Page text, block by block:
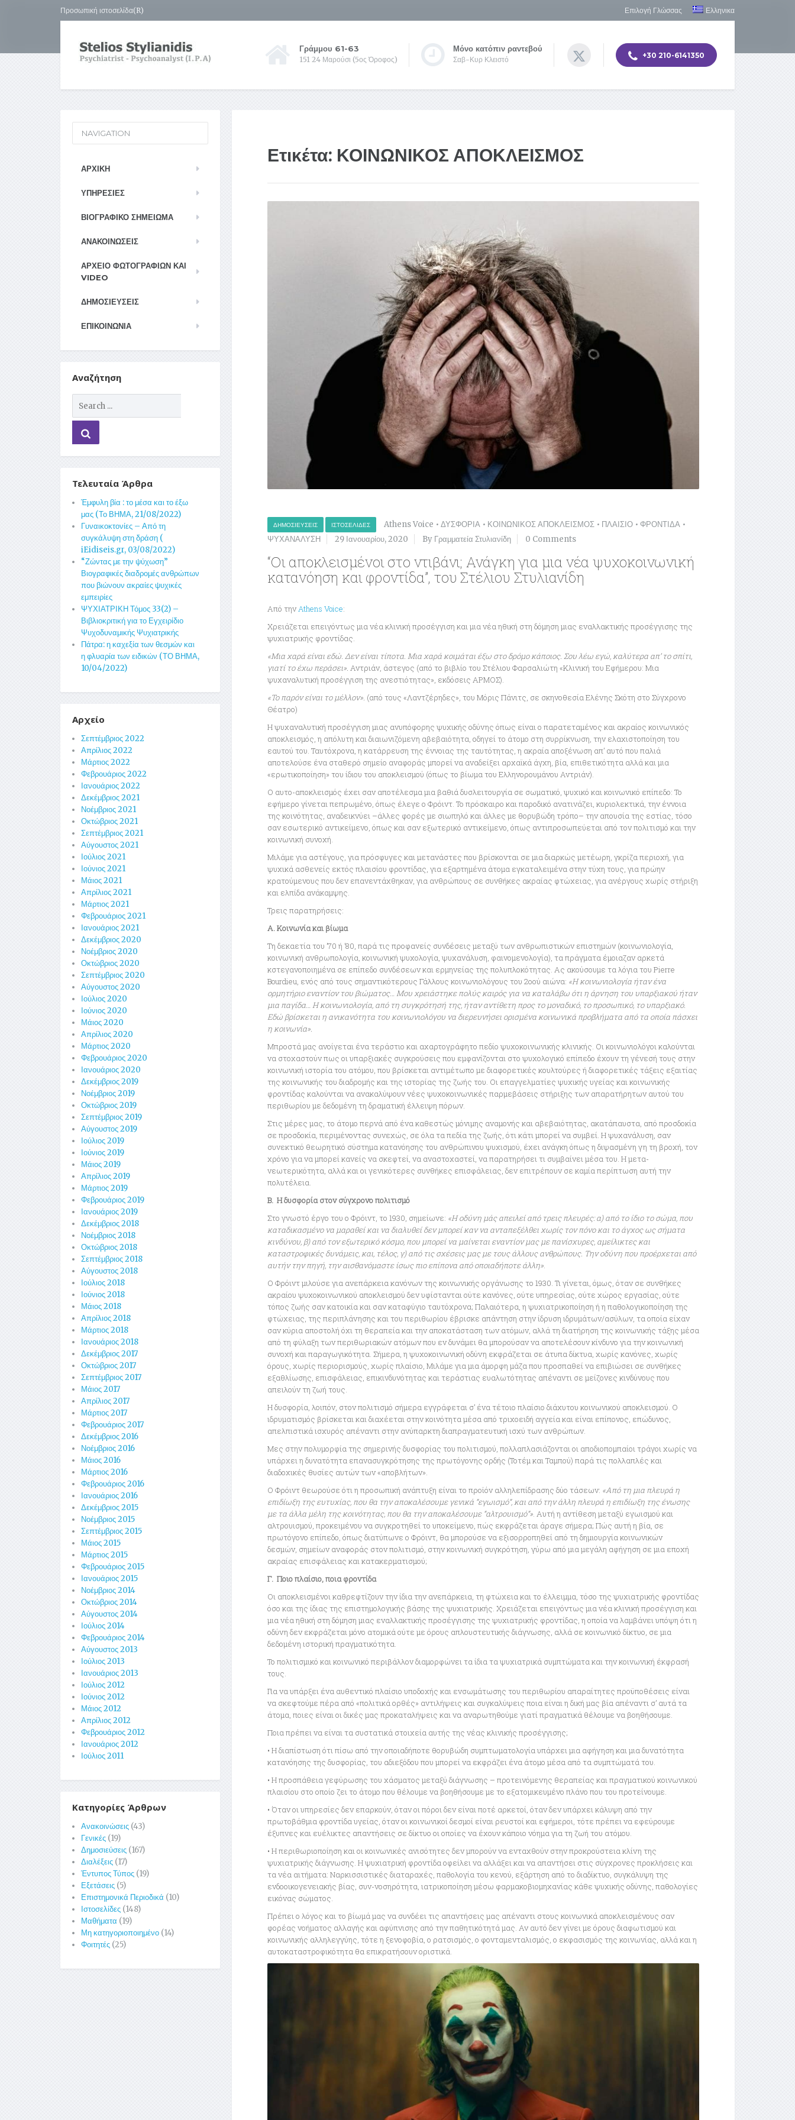
Προσωπική ιστοσελίδα(R) Επιλογή Γλώσσας Ελληνικα
Γράμμου 61-63
151 24 Μαρούσι (5ος Όροφος)
Μόνο κατόπιν ραντεβού
Σαβ-Κυρ Κλειστό +30 210-6141350
Ετικέτα: ΚΟΙΝΩΝΙΚΟΣ ΑΠΟΚΛΕΙΣΜΟΣ
ΔΗΜΟΣΙΕΎΣΕΙΣ ΙΣΤΟΣΕΛΊΔΕΣ Athens Voice • ΔΥΣΦΟΡΙΑ • ΚΟΙΝΩΝΙΚΟΣ ΑΠΟΚΛΕΙΣΜΟΣ • ΠΛΑΙΣΙΟ • ΦΡΟΝΤΙΔΑ •
ΨΥΧΑΝΑΛΥΣΗ
29 Ιανουαρίου, 2020 By Γραμματεία Στυλιανίδη 0 Comments
“Οι αποκλεισμένοι στο ντιβάνι; Ανάγκη για μια νέα ψυχοκοινωνική
κατανόηση και φροντίδα”, του Στέλιου Στυλιανίδη
Από τηνAthens Voice:
Χρειάζεται επειγόντως μια νέα κλινική προσέγγιση και μια νέα ηθική στη δόμηση μιας εναλλακτικής προσέγγισης της
ψυχιατρικής φροντίδας.
«Μια χαρά είναι εδώ. Δεν είναι τίποτα. Μια χαρά κοιμάται έξω στο δρόμο κάποιος. Σου λέω εγώ, καλύτερα απ’ το σπίτι,
γιατί το έχω περάσει». Αντριάν, άστεγος (από το βιβλίο του Στέλιου Φαρσαλιώτη «Κλινική του Εφήμερου: Μια
ψυχαναλυτική προσέγγιση της ανεστιότητας», εκδόσεις ΑΡΜΟΣ).
«Το παρόν είναι το μέλλον». (από τους «Λαντζέρηδες», του Μόρις Πάνιτς, σε σκηνοθεσία Ελένης Σκότη στο Σύγχρονο
Θέατρο)
Η ψυχαναλυτική προσέγγιση μιας ανυπόφορης ψυχικής οδύνης όπως είναι ο παρατεταμένος και ακραίος κοινωνικός
αποκλεισμός, η απόλυτη και διαιωνιζόμενη αβεβαιότητα, οδηγεί το άτομο στη συρρίκνωση, την ελαχιστοποίηση του
εαυτού του. Ταυτόχρονα, η κατάρρευση της έννοιας της ταυτότητας, η ακραία αποξένωση απ’ αυτό που παλιά
αποτελούσε ένα σταθερό σημείο αναφοράς μπορεί να αναδείξει αρχαϊκά άγχη, βία, επιθετικότητα αλλά και μια
«ερωτικοποίηση» του ίδιου του αποκλεισμού (όπως το βίωμα του Ελληνορουμάνου Αντριάν).
Ο αυτο-αποκλεισμός έχει σαν αποτέλεσμα μια βαθιά δυσλειτουργία σε σωματικό, ψυχικό και κοινωνικό επίπεδο: Το
εφήμερο γίνεται πεπρωμένο, όπως έλεγε ο Φρόιντ. Το πρόσκαιρο και παροδικό ανατινάζει, κυριολεκτικά, την έννοια
της κοινότητας, αναδεικνύει –άλλες φορές με σιωπηλό και άλλες με θορυβώδη τρόπο– την απουσία της εστίας, τόσο
σαν εσωτερικό αντικείμενο, όπως και σαν εξωτερικό αντικείμενο, όπως αντιπροσωπεύεται από τον πολιτισμό και την
κοινωνική συνοχή.
Μιλάμε για αστέγους, για πρόσφυγες και μετανάστες που βρίσκονται σε μια διαρκώς μετέωρη, γκρίζα περιοχή, για
ψυχικά ασθενείς εκτός πλαισίου φροντίδας, για εξαρτημένα άτομα εγκαταλειμένα στην τύχη τους, για πρώην
κρατούμενους που δεν επανεντάχθηκαν, για ανθρώπους σε συνθήκες ακραίας φτώχειας, για ανέργους χωρίς στήριξη
και ελπίδα ανάκαμψης.
Τρεις παρατηρήσεις:
Α. Κοινωνία και βίωμα
Τη δεκαετία του ’70 ή ’80, παρά τις προφανείς συνδέσεις μεταξύ των ανθρωπιστικών επιστημών (κοινωνιολογία,
κοινωνική ανθρωπολογία, κοινωνική ψυχολογία, ψυχανάλυση, φαινομενολογία), τα πράγματα έμοιαζαν αρκετά
κστεγανοποιημένα σε επίπεδο συνδέσεων και ερμηνείας της πολυπλοκότητας. Ας ακούσουμε τα λόγια του Pierre
Bourdieu, ενός από τους σημαντικότερους Γάλλους κοινωνιολόγους του 2οού αιώνα: «Η κοινωνιολογία ήταν ένα
ορμητήριο εναντίον του βιώματος… Μου χρειάστηκε πολύς καιρός για να καταλάβω ότι η άρνηση του υπαρξιακού ήταν
μια παγίδα… Η κοινωνιολογία, από τη συγκρότησή της, ήταν αντίθετη προς το μοναδικό, το προσωπικό, το υπαρξιακό.
Εδώ βρίσκεται η ανικανότητα του κοινωνιολόγου να διερευνήσει ορισμένα κοινωνικά προβλήματα από τα οποία πάσχει
η κοινωνία».
Μπροστά μας ανοίγεται ένα τεράστιο και αχαρτογράφητο πεδίο ψυχοκοινωνικής κλινικής. Οι κοινωνιολόγοι καλούνται
να στοχαστούν πως οι υπαρξιακές συγκρούσεις που εμφανίζονται στο ψυχολογικό επίπεδο έχουν τη γένεσή τους στην
κοινωνική ιστορία του ατόμου, που βρίσκεται αντιμέτωπο με διαφορετικές κουλτούρες ή διαφορετικές τάξεις εξαιτίας
της κοινωνικής του διαδρομής και της ιστορίας της ζωής του. Οι επαγγελματίες ψυχικής υγείας και κοινωνικής
φροντίδας καλούνται να ανακαλύψουν νέες ψυχοκοινωνικές παρμεβάσεις στήριξης των απαρατήρητων αυτού του
περιθωρίου με δεδομένη τη δραματική έλλειψη πόρων.
Στις μέρες μας, το άτομο περνά από ένα καθεστώς μόνιμης αναμονής και αβεβαιότητας, ακατάπαυστα, από προσδοκία
σε προσδοκία, περιμένοντας συνεχώς, σε όλα τα πεδία της ζωής, ότι κάτι μπορεί να συμβεί. Η ψυχανάλυση, σαν
συνεκτικό θεωρητικό σύστημα κατανόησης του ανθρώπινου ψυχισμού, έχει ανάγκη όπως η διψασμένη γη τη βροχή, τον
χρόνο για να μπορεί κανείς να σκεφτεί, να αναστοχαστεί, να παρατηρήσει τι συμβαίνει μέσα του. Η μετα-
νεωτερικότητα, αλλά και οι γενικότερες συνθήκες επισφάλειας, δεν επιτρέπουν σε καμία περίπτωση αυτή την
πολυτέλεια.
Β. Η δυσφορία στον σύγχρονο πολιτισμό
Στο γνωστό έργο του ο Φρόιντ, το 1930, σημείωνε: «Η οδύνη μάς απειλεί από τρεις πλευρές: α) από το ίδιο το σώμα, που
καταδικασμένο να μαραθεί και να διαλυθεί δεν μπορεί καν να ανταπεξέλθει χωρίς τον πόνο και το άγχος ως σήματα
κινδύνου, β) από τον εξωτερικό κόσμο, που μπορεί να μαίνεται εναντίον μας με πανίσχυρες, αμείλικτες και
καταστροφικές δυνάμεις, και, τέλος, γ) από τις σχέσεις μας με τους άλλους ανθρώπους. Την οδύνη που προέρχεται από
αυτήν την πηγή, την αισθανόμαστε ίσως πιο επίπονα από οποιαδήποτε άλλη».
Ο Φρόιντ μιλούσε για ανεπάρκεια κανόνων της κοινωνικής οργάνωσης το 1930. Τι γίνεται, όμως, όταν σε συνθήκες
ακραίου ψυχοκοινωνικού αποκλεισμού δεν υφίστανται ούτε κανόνες, ούτε υπηρεσίας, ούτε χώρος εργασίας, ούτε
τόπος ζωής σαν κατοικία και σαν καταφύγιο ταυτόχρονα; Παλαιότερα, η ψυχιατρικοποίηση ή η παθολογικοποίηση της
φτώχειας, της περιπλάνησης και του περιθωρίου έβρισκε απάντηση στην ίδρυση ιδρυμάτων/ασύλων, τα οποία είχαν
σαν κύρια αποστολή όχι τη θεραπεία και την αποκατάσταση των ατόμων, αλλά τη διατήρηση της κοινωνικής τάξης μέσα
από τη φύλαξη των περιθωριακών ατόμων που εν δυνάμει θα μπορούσαν να αποτελέσουν κίνδυνο για την κοινωνική
συνοχή και παραγωγικότητα. Σήμερα, η ψυχοκοινωνική οδύνη εκφράζεται σε άτυπα δίκτυα, χωρίς κανόνες, χωρίς
όρους, χωρίς περιορισμούς, χωρίς πλαίσιο, Μιλάμε για μια άμορφη μάζα που προσπαθεί να επιβιώσει σε συνθήκες
εξαθλίωσης, επισφάλειας, επικινδυνότητας και τεράστιας ευαλωτότητας απέναντι σε μείζονες κινδύνους που
απειλούν τη ζωή τους.
Η δυσφορία, λοιπόν, στον πολιτισμό σήμερα εγγράφεται σ’ ένα τέτοιο πλαίσιο διάχυτου κοινωνικού αποκλεισμού. Ο
ιδρυματισμός βρίσκεται και διαχέεται στην κοινότητα μέσα από τριχοειδή αγγεία και είναι επίπονος, επώδυνος,
απελπιστικά ισχυρός απέναντι στην ανύπαρκτη διαπραγματευτική ισχύ των ανθρώπων.
Μες στην πολυμορφία της σημερινής δυσφορίας του πολιτισμού, πολλαπλασιάζονται οι αποδιοπομπαίοι τράγοι χωρίς να
υπάρχει η δυνατότητα επανασυγκρότησης της πρωτόγονης ορδής (Τοτέμ και Ταμπού) παρά τις πολλαπλές και
διαδοχικές θυσίες αυτών των «αποβλήτων».
Ο Φρόιντ θεωρούσε ότι η προσωπική ανάπτυξη είναι το προϊόν αλληλεπίδρασης δύο τάσεων: «Από τη μια πλευρά η
επιδίωξη της ευτυχίας, που θα την αποκαλέσουμε γενικά “εγωισμό”, και από την άλλη πλευρά η επιδίωξη της ένωσης
με τα άλλα μέλη της κοινότητας, που θα την αποκαλέσουμε “αλτρουισμό”». Αυτή η αντίθεση μεταξύ εγωισμού και
αλτρουισμού, προκειμένου να συγκροτηθεί το υποκείμενο, πώς εκφράζεται άραγε σήμερα; Πώς αυτή η βία, σε
πρωτόγονο επίπεδο, όπως διατύπωνε ο Φρόιντ, θα μπορούσε να εξισορροπηθεί από τη δημιουργία κοινωνικών
δεσμών, σημείων αναφοράς στον πολιτισμό, στην κοινωνική συγκρότηση, γύρω από μια μεγάλη αφήγηση σε μια εποχή
ακραίας επισφάλειας και κατακερματισμού;
Γ. Ποιο πλαίσιο, ποια φροντίδα
Οι αποκλεισμένοι καθρεφτίζουν την ίδια την ανεπάρκεια, τη φτώχεια και το έλλειμμα, τόσο της ψυχιατρικής φροντίδας
όσο και της ίδιας της επιστημολογικής βάσης της ψυχιατρικής. Χρειάζεται επειγόντως μια νέα κλινική προσέγγιση και
μια νέα ηθική στη δόμηση μιας εναλλακτικής προσέγγισης της ψυχιατρικής φροντίδας, η οποία να λαμβάνει υπόψη ότι η
οδύνη δεν εκφράζεται μόνο ατομικά ούτε με όρους απλουστευτικής διάγνωσης, αλλά σε κοινωνικό δίκτυο, σε μια
δεδομένη ιστορική πραγματικότητα.
Το πολιτισμικό και κοινωνικό περιβάλλον διαμορφώνει τα ίδια τα ψυχιατρικά συμπτώματα και την κοινωνική έκφρασή
τους.
Για να υπάρξει ένα αυθεντικό πλαίσιο υποδοχής και ενσωμάτωσης του περιθωρίου απαραίτητες προϋποθέσεις είναι
να σκεφτούμε πέρα από «πολιτικά ορθές» αντιλήψεις και συγκαλύψεις ποια είναι η δική μας βία απέναντι σ’ αυτά τα
άτομα, ποιες είναι οι δικές μας προκαταλήψεις και να αναρωτηθούμε γιατί πραγματικά θέλουμε να βοηθήσουμε.
Ποια πρέπει να είναι τα συστατικά στοιχεία αυτής της νέας κλινικής προσέγγισης;
• Η διαπίστωση ότι πίσω από την οποιαδήποτε θορυβώδη συμπτωματολογία υπάρχει μια αφήγηση και μια δυνατότητα
κατανόησης της δυσφορίας, του αδιεξόδου που μπορεί να εκφράζει ένα άτομο μέσα από τα συμπτώματά του.
• Η προσπάθεια γεφύρωσης του χάσματος μεταξύ διάγνωσης – προτεινόμενης θεραπείας και πραγματικού κοινωνικού
πλαισίου στο οποίο ζει το άτομο που θέλουμε να βοηθήσουμε με το εξατομικευμένο πλάνο που του προτείνουμε.
• Όταν οι υπηρεσίες δεν επαρκούν, όταν οι πόροι δεν είναι ποτέ αρκετοί, όταν δεν υπάρχει κάλυψη από την
πρωτοβάθμια φροντίδα υγείας, όταν οι κοινωνικοί δεσμοί είναι ρευστοί και εφήμεροι, τότε πρέπει να εφεύρουμε
έξυπνες και ευέλικτες απαντήσεις σε δίκτυο οι οποίες να έχουν κάποιο νόημα για τη ζωή του ατόμου.
• Η περιθωριοποίηση και οι κοινωνικές ανισότητες δεν μπορούν να ενταχθούν στην προκρούστεια κλίνη της
ψυχιατρικής διάγνωσης. Η ψυχιατρική φροντίδα οφείλει να αλλάξει και να απαντήσει στις σύγχρονες προκλήσεις και
τα νέα αιτήματα: Ναρκισσιστικές διαταραχές, παθολογία του κενού, εξάρτηση από το διαδίκτυο, συγκάλυψη της
ενδοοικογενειακής βίας, συν-νοσηρότητα, ιατρικοποίηση μέσω φαρμακοβιομηχανίας κάθε ψυχικής οδύνης, παθολογίες
εικόνας σώματος.
Πρέπει ο λόγος και το βίωμά μας να συνδέει τις απαντήσεις μας απέναντι στους κοινωνικά αποκλεισμένους σαν
φορέας νοήματος αλλαγής και αφύπνισης από την παθητικότητά μας. Αν αυτό δεν γίνει με όρους διαφωτισμού και
κοινωνικής αλληλεγγύης, τότε η ξενοφοβία, ο ρατσισμός, ο φονταμενταλισμός, ο εκφασισμός της κοινωνίας, αλλά και η
αυτοκαταστροφικότητα θα επικρατήσουν οριστικά.
NAVIGATION
ΑΡΧΙΚΉ
ΥΠΗΡΕΣΊΕΣ
ΒΙΟΓΡΑΦΙΚΌ ΣΗΜΕΊΩΜΑ
ΑΝΑΚΟΙΝΏΣΕΙΣ
ΑΡΧΕΊΟ ΦΩΤΟΓΡΑΦΙΏΝ ΚΑΙ
VIDEO
ΔΗΜΟΣΙΕΥΣΕΙΣ
ΕΠΙΚΟΙΝΩΝΊΑ
Αναζήτηση
Τελευταία Άρθρα
Έμφυλη βία : το μέσα και το έξω
μας (Το ΒΗΜΑ, 21/08/2022)
Γυναικοκτονίες – Από τη
συγκάλυψη στη δράση (
iEidiseis.gr, 03/08/2022)
“Ζώντας με την ψύχωση”
Βιογραφικές διαδρομές ανθρώπων
που βιώνουν ακραίες ψυχικές
εμπειρίες
ΨΥΧΙΑΤΡΙΚΗ Τόμος 33(2) –
Βιβλιοκριτική για το Εγχειρίδιο
Ψυχοδυναμικής Ψυχιατρικής
Πάτρα: η καχεξία των θεσμών και
η φλυαρία των ειδικών (ΤΟ ΒΗΜΑ,
10/04/2022)
Αρχείο
Σεπτέμβριος 2022
Απρίλιος 2022
Μάρτιος 2022
Φεβρουάριος 2022
Ιανουάριος 2022
Δεκέμβριος 2021
Νοέμβριος 2021
Οκτώβριος 2021
Σεπτέμβριος 2021
Αύγουστος 2021
Ιούλιος 2021
Ιούνιος 2021
Μάιος 2021
Απρίλιος 2021
Μάρτιος 2021
Φεβρουάριος 2021
Ιανουάριος 2021
Δεκέμβριος 2020
Νοέμβριος 2020
Οκτώβριος 2020
Σεπτέμβριος 2020
Αύγουστος 2020
Ιούλιος 2020
Ιούνιος 2020
Μάιος 2020
Απρίλιος 2020
Μάρτιος 2020
Φεβρουάριος 2020
Ιανουάριος 2020
Δεκέμβριος 2019
Νοέμβριος 2019
Οκτώβριος 2019
Σεπτέμβριος 2019
Αύγουστος 2019
Ιούλιος 2019
Ιούνιος 2019
Μάιος 2019
Απρίλιος 2019
Μάρτιος 2019
Φεβρουάριος 2019
Ιανουάριος 2019
Δεκέμβριος 2018
Νοέμβριος 2018
Οκτώβριος 2018
Σεπτέμβριος 2018
Αύγουστος 2018
Ιούλιος 2018
Ιούνιος 2018
Μάιος 2018
Απρίλιος 2018
Μάρτιος 2018
Ιανουάριος 2018
Δεκέμβριος 2017
Οκτώβριος 2017
Σεπτέμβριος 2017
Μάιος 2017
Απρίλιος 2017
Μάρτιος 2017
Φεβρουάριος 2017
Δεκέμβριος 2016
Νοέμβριος 2016
Μάιος 2016
Μάρτιος 2016
Φεβρουάριος 2016
Ιανουάριος 2016
Δεκέμβριος 2015
Νοέμβριος 2015
Σεπτέμβριος 2015
Μάιος 2015
Μάρτιος 2015
Φεβρουάριος 2015
Ιανουάριος 2015
Νοέμβριος 2014
Οκτώβριος 2014
Αύγουστος 2014
Ιούλιος 2014
Φεβρουάριος 2014
Αύγουστος 2013
Ιούλιος 2013
Ιανουάριος 2013
Ιούλιος 2012
Ιούνιος 2012
Μάιος 2012
Απρίλιος 2012
Φεβρουάριος 2012
Ιανουάριος 2012
Ιούλιος 2011
Κατηγορίες Άρθρων
Ανακοινώσεις (43)
Γενικές (19)
Δημοσιεύσεις (167)
Διαλέξεις (17)
Έντυπος Τύπος (19)
Εξετάσεις (5)
Επιστημονικά Περιοδικά (10)
Ιστοσελίδες (148)
Μαθήματα (19)
Μη κατηγοριοποιημένο (14)
Φοιτητές (25)